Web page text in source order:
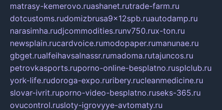
matrasy-kemerovo.ruashanet.rutrade-farm.ru
dotcustoms.rudomizbrusa9x12spb.ruautodamp.ru
narasimha.rudjcommodities.runv750.rux-ton.ru
newsplain.rucardvoice.rumodopaper.rumanunae.ru
gbget.rualfeihavsalnassr.rumadoma.rutajuncos.ru
petrovkasports.ruporno-online-besplatno.rusplclub.ru
york-life.rudoroga-expo.ruribery.rucleanmedicine.ru
slovar-ivrit.ruporno-video-besplatno.ruseks-365.ru
ovucontrol.rusloty-igrovyye-avtomaty.ru